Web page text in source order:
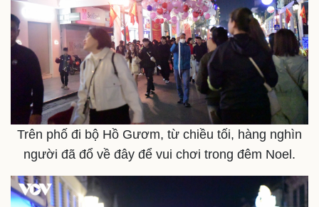
Kinh tế
Bất động sản
Khởi nghiệp
Thị trường
Giá vàng
Tiêu dùng
Tỷ giá
Chứng khoán
Trên phố đi bộ Hồ Gươm, từ chiều tối, hàng nghìn
người đã đổ về đây để vui chơi trong đêm Noel.